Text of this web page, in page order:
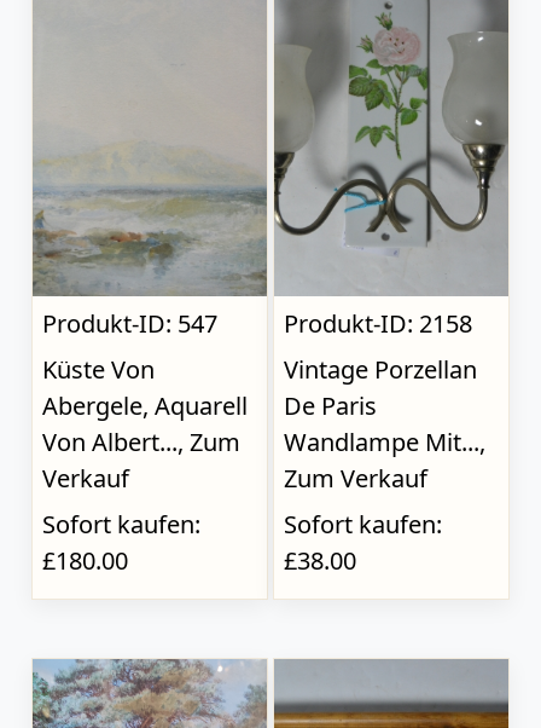
Produkt-ID: 547
Küste Von
Abergele, Aquarell
Von Albert..., Zum
Verkauf
Sofort kaufen:
£180.00
Produkt-ID: 2158
Vintage Porzellan
De Paris
Wandlampe Mit...,
Zum Verkauf
Sofort kaufen:
£38.00